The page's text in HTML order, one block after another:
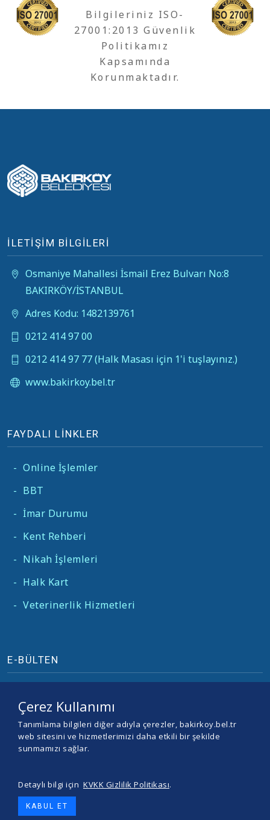
Bilgileriniz ISO-
27001:2013 Güvenlik
Politikamız
Kapsamında
Korunmaktadır.
İLETİŞİM BİLGİLERİ
Osmaniye Mahallesi İsmail Erez Bulvarı No:8
BAKIRKÖY/İSTANBUL
Adres Kodu: 1482139761
0212 414 97 00
0212 414 97 77 (Halk Masası için 1'i tuşlayınız.)
www.bakirkoy.bel.tr
FAYDALI LİNKLER
- Online İşlemler
- BBT
- İmar Durumu
- Kent Rehberi
- Nikah İşlemleri
- Halk Kart
- Veterinerlik Hizmetleri
E-BÜLTEN
© 2026 BAKIRKÖY BELEDİYESİ -
Çerez Kullanımı
Tanımlama bilgileri diğer adıyla çerezler, bakirkoy.bel.tr
web sitesini ve hizmetlerimizi daha etkili bir şekilde
sunmamızı sağlar.
Detaylı bilgi için KVKK Gizlilik Politikası.
KABUL ET